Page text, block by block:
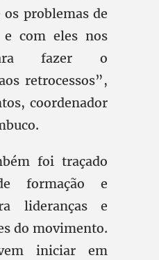
problemas de
e com eles nos
fazer o
retrocessos”,
coordenador
foi traçado
formação e
lideranças e
do movimento.
iniciar em